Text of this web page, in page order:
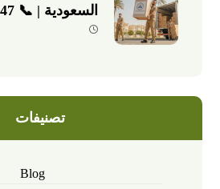
السعودية | 📞 0540026747
تصنيفات
Blog